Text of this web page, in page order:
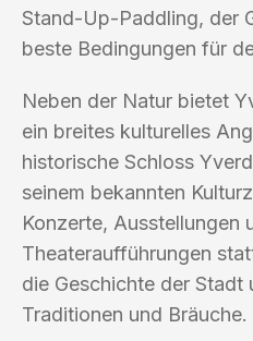
Stand-Up-Paddling, der
beste Bedingungen für
Neben der Natur bietet
ein breites kulturelles
historische Schloss
seinem bekannten
Konzerte, Ausstellungen
Theateraufführungen
die Geschichte der Stadt
Traditionen und Bräuche.